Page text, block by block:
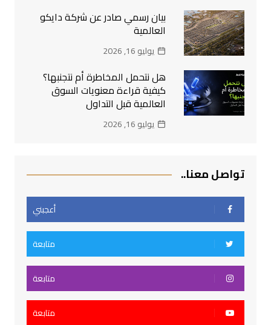
بيان رسمي صادر عن شركة دايكو
العالمية
يوليو 16, 2026
هل نتحمل المخاطرة أم نتجنبها؟
كيفية قراءة معنويات السوق
العالمية قبل التداول
يوليو 16, 2026
تواصل معنا..
أعجبني
متابعة
متابعة
متابعة